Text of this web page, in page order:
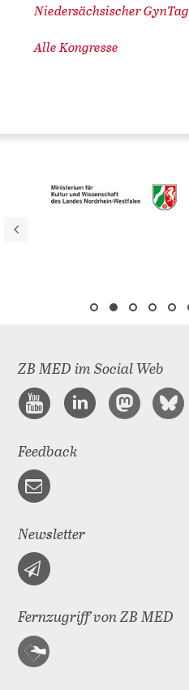
Niedersächsischer GynTag
Alle Kongresse
ZB MED im Social Web
Feedback
Newsletter
Fernzugriff von ZB MED